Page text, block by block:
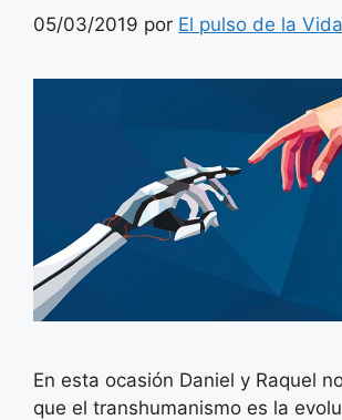
05/03/2019 por El pulso de la Vida
En esta ocasión Daniel y Raquel
que el transhumanismo es la